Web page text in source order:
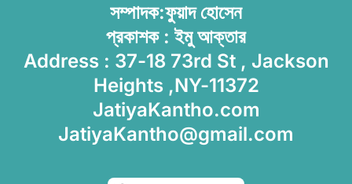
সম্পাদক:ফুয়াদ হোসেন
প্রকাশক : ইমু আক্তার
Address : 37-18 73rd St , Jackson
Heights ,NY-11372
JatiyaKantho.com
JatiyaKantho@gmail.com